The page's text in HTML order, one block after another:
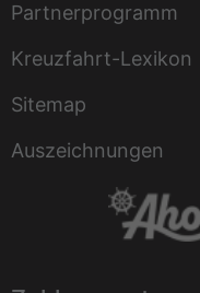
Partnerprogramm
Kreuzfahrt-Lexikon
Sitemap
Auszeichnungen